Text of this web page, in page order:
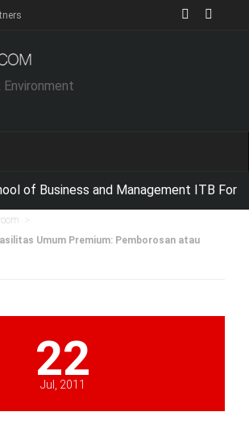
of Business and Management ITB For
Umum Premium: Pemborosan atau
22
Jul, 2011